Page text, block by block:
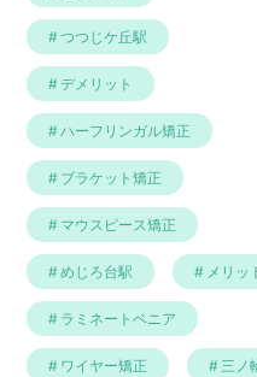
つつじケ丘駅
デメリット
ハーフリンガル矯正
ブラケット矯正
マウスピース矯正
めじろ台駅 メリッ
ラミネートベニア
ワイヤー矯正 三ノ